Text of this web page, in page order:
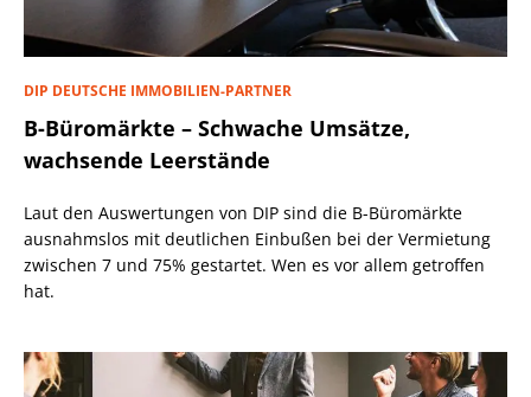
DIP DEUTSCHE IMMOBILIEN-PARTNER
B-Büromärkte – Schwache Umsätze,
wachsende Leerstände
Laut den Auswertungen von DIP sind die B-Büromärkte
ausnahmslos mit deutlichen Einbußen bei der Vermietung
zwischen 7 und 75% gestartet. Wen es vor allem getroffen
hat.